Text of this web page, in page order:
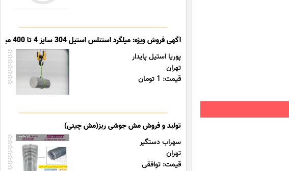
آگهی فروش ویژه: میلگرد استنلس استیل 304 سایز 4 تا 400 میلیمتر - ساخت هند
پوریا استیل پایدار
تهران
قیمت: 1 تومان
تولید و فروش مش جوشی ریز(مش چینی)
سهراب دستگیر
تهران
قیمت: توافقی